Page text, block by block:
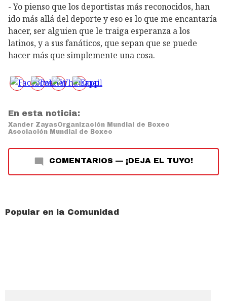
- Yo pienso que los deportistas más reconocidos, han
ido más allá del deporte y eso es lo que me encantaría
hacer, ser alguien que le traiga esperanza a los
latinos, y a sus fanáticos, que sepan que se puede
hacer más que simplemente una cosa.
En esta noticia:
Xander ZayasOrganización Mundial de Boxeo
Asociación Mundial de Boxeo
COMENTARIOS — ¡DEJA EL TUYO!
Popular en la Comunidad